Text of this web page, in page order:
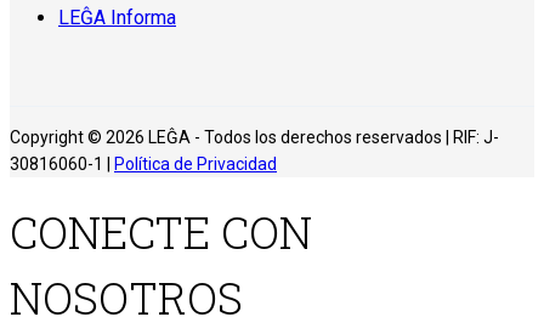
LEĜA Informa
Copyright © 2026 LEĜA - Todos los derechos reservados | RIF: J-
30816060-1 |
Política de Privacidad
CONECTE CON
NOSOTROS